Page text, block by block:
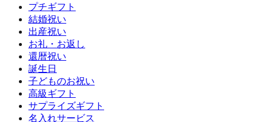
プチギフト
結婚祝い
出産祝い
お礼・お返し
還暦祝い
誕生日
子どものお祝い
高級ギフト
サプライズギフト
名入れサービス